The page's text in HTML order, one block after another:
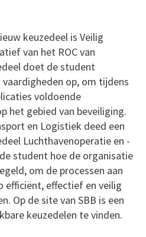
keuzedeel is Veilig
van het ROC van
doet de student
op, om tijdens
voldoende
het gebied van beveiliging.
en Logistiek deed een
Luchthavenoperatie en -
student hoe de organisatie
om de processen aan
efficiënt, effectief en veilig
Op de site van SBB is een
keuzedelen te vinden.